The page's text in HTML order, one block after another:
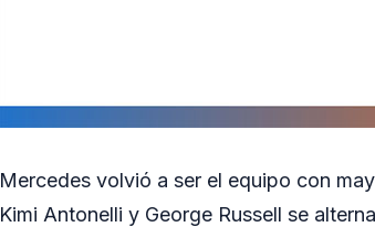
Mercedes volvió a ser el equipo con
Kimi Antonelli y George Russell se